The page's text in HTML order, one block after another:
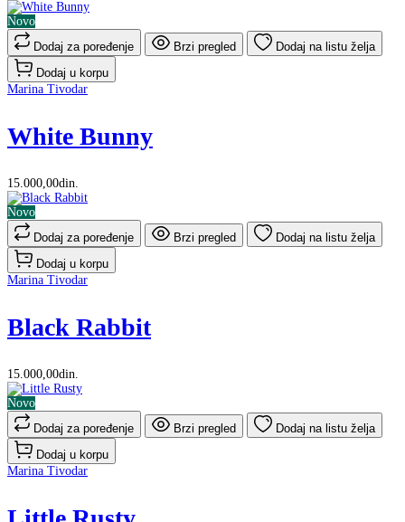
Novo
Dodaj za poređenje
Brzi pregled
Dodaj na listu želja
Dodaj u korpu
Marina Tivodar
White Bunny
15.000,00din.
Novo
Dodaj za poređenje
Brzi pregled
Dodaj na listu želja
Dodaj u korpu
Marina Tivodar
Black Rabbit
15.000,00din.
Novo
Dodaj za poređenje
Brzi pregled
Dodaj na listu želja
Dodaj u korpu
Marina Tivodar